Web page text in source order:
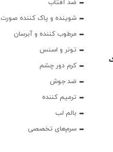
ضد آفتاب
شوینده و پاک‌ کننده صورت
مرطوب کننده و آبرسان
تونر و اسنس
کرم دور چشم
ضد جوش
ترمیم کننده
بالم لب
سرم‌های تخصصی